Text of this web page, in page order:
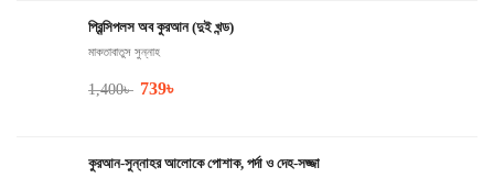
প্রিন্সিপলস অব কুরআন (দুই খন্ড)
মাকতাবাতুস সুন্নাহ
1,400৳ 739৳
কুরআন-সুন্নাহর আলোকে পোশাক, পর্দা ও দেহ-সজ্জা